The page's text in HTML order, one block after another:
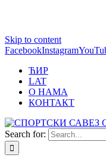
Skip to content
FacebookInstagram
ЋИР
LAT
О НАМА
КОНТАКТ
Search for: